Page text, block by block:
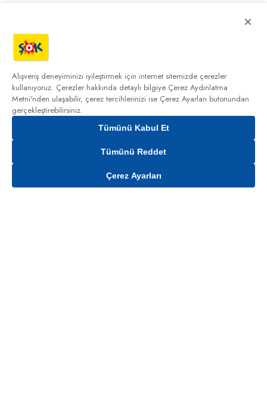
Gelince Haber Ver
×
Alışveriş deneyiminizi iyileştirmek için internet sitemizde çerezler
kullanıyoruz. Çerezler hakkında detaylı bilgiye Çerez Aydınlatma
Metni'nden ulaşabilir, çerez tercihlerinizi ise Çerez Ayarları butonundan
gerçekleştirebilirsiniz.
Tümünü Kabul Et
Tümünü Reddet
Çerez Ayarları